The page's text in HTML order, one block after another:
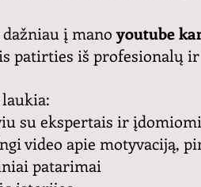
į manoyoutube
patirties iš profesionalų
laukia:
su ekspertais ir
video apie motyvaciją,
patarimai